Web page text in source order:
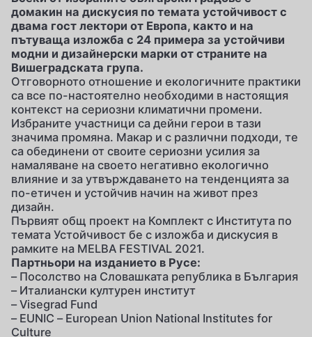
домакин на дискусия по темата устойчивост с
двама гост лектори от Европа, както и на
пътуваща изложба с 24 примерa за устойчиви
модни и дизайнерски марки от страните на
Вишеградската група.
Отговорното отношение и екологичните практики
са все по-настоятелно необходими в настоящия
контекст на сериозни климатични промени.
Избраните участници са дейни герои в тази
значима промяна. Макар и с различни подходи, те
са обединени от своите сериозни усилия за
намаляване на своето негативно екологично
влияние и за утвърждаването на тенденцията за
по-етичен и устойчив начин на живот през
дизайн.
Първият общ проект на Комплект с Института по
темата Устойчивост бе с изложба и дискусия в
рамките на MELBA FESTIVAL 2021.
Партньори на изданието в Русе:
– Посолство на Словашката република в България
– Италиански културен институт
– Visegrad Fund
– EUNIC – European Union National Institutes for
Culture